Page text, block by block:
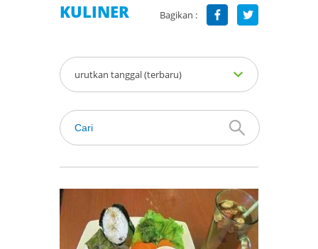
KULINER Bagikan :
urutkan tanggal (terbaru)